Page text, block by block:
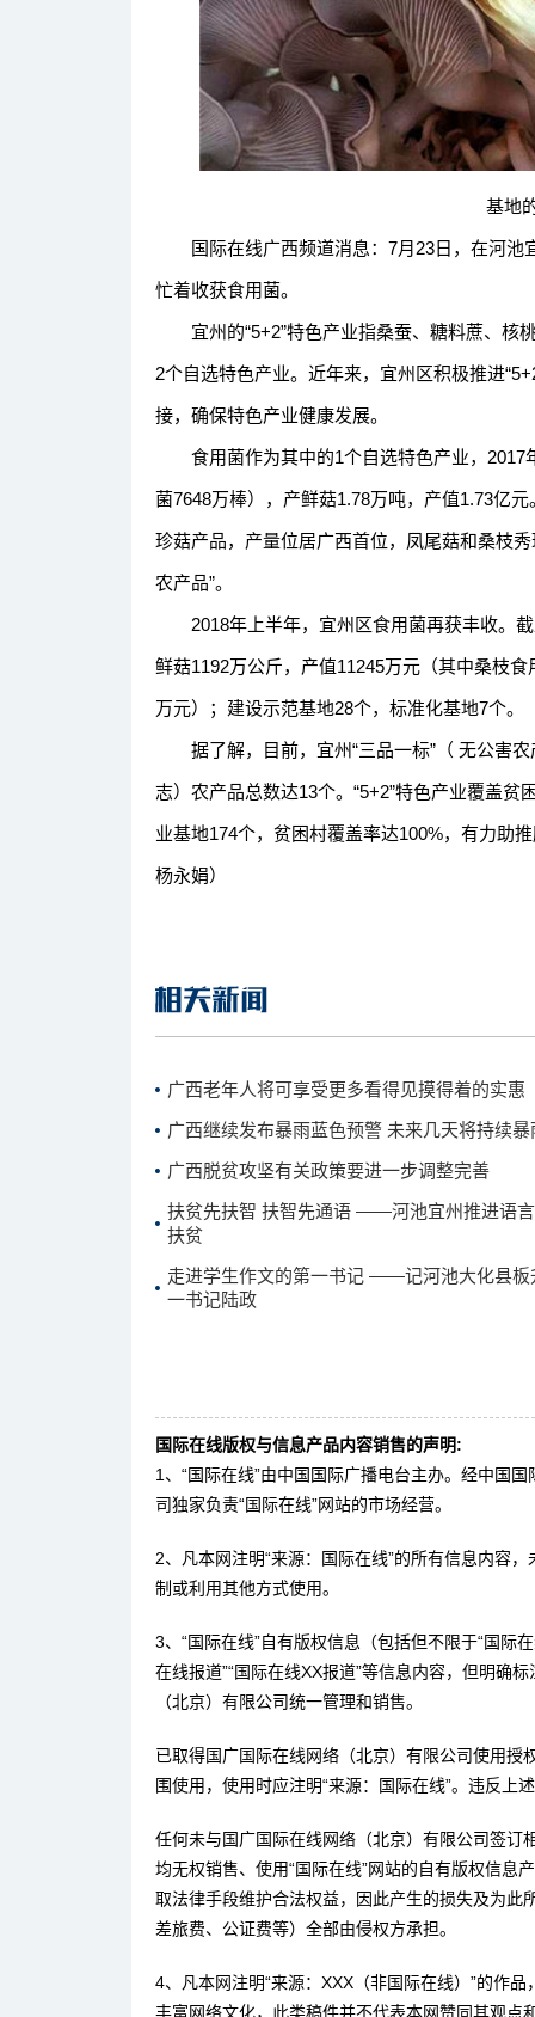
基地的
国际在线广西频道消息：7月23日，在河池
忙着收获食用菌。
宜州的“5+2”特色产业指桑蚕、糖料蔗、核
2个自选特色产业。近年来，宜州区积极推进
接，确保特色产业健康发展。
食用菌作为其中的1个自选特色产业，2017
菌7648万棒），产鲜菇1.78万吨，产值1.73亿
珍菇产品，产量位居广西首位，凤尾菇和桑枝
农产品”。
2018年上半年，宜州区食用菌再获丰收。截
鲜菇1192万公斤，产值11245万元（其中桑枝
万元）；建设示范基地28个，标准化基地7个。
据了解，目前，宜州“三品一标”（ 无公害农
志）农产品总数达13个。“5+2”特色产业覆盖贫
业基地174个，贫困村覆盖率达100%，有力助
杨永娟）
广西老年人将可享受更多看得见摸得着的实惠
广西继续发布暴雨蓝色预警 未来几天将持续暴
广西脱贫攻坚有关政策要进一步调整完善
扶贫先扶智 扶智先通语 ——河池宜州推进语
扶贫
走进学生作文的第一书记 ——记河池大化县板
一书记陆政
国际在线版权与信息产品内容销售的声明:
1、“国际在线”由中国国际广播电台主办。经中国
司独家负责“国际在线”网站的市场经营。
2、凡本网注明“来源：国际在线”的所有信息内容
制或利用其他方式使用。
3、“国际在线”自有版权信息（包括但不限于“国际
在线报道”“国际在线XX报道”等信息内容，但明确
（北京）有限公司统一管理和销售。
已取得国广国际在线网络（北京）有限公司使用
围使用，使用时应注明“来源：国际在线”。违反上
任何未与国广国际在线网络（北京）有限公司签订
均无权销售、使用“国际在线”网站的自有版权信息
取法律手段维护合法权益，因此产生的损失及为此
差旅费、公证费等）全部由侵权方承担。
4、凡本网注明“来源：XXX（非国际在线）”的作
丰富网络文化，此类稿件并不代表本网赞同其观点